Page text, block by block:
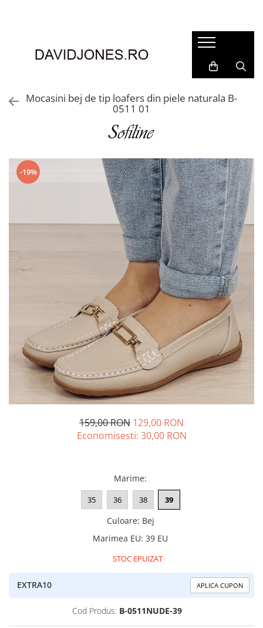
Accesorii
Genti din piele
Incaltaminte
Cizme si botine
Mocasini bej de tip loafers din piele naturala B-
0511 01
-19%
159,00 RON 129,00 RON
Economisesti: 30,00 RON
Marime:
35 36 38 39
Culoare: Bej
Marimea EU: 39 EU
STOC EPUIZAT
EXTRA10 APLICA CUPON
Cod Produs: B-0511NUDE-39